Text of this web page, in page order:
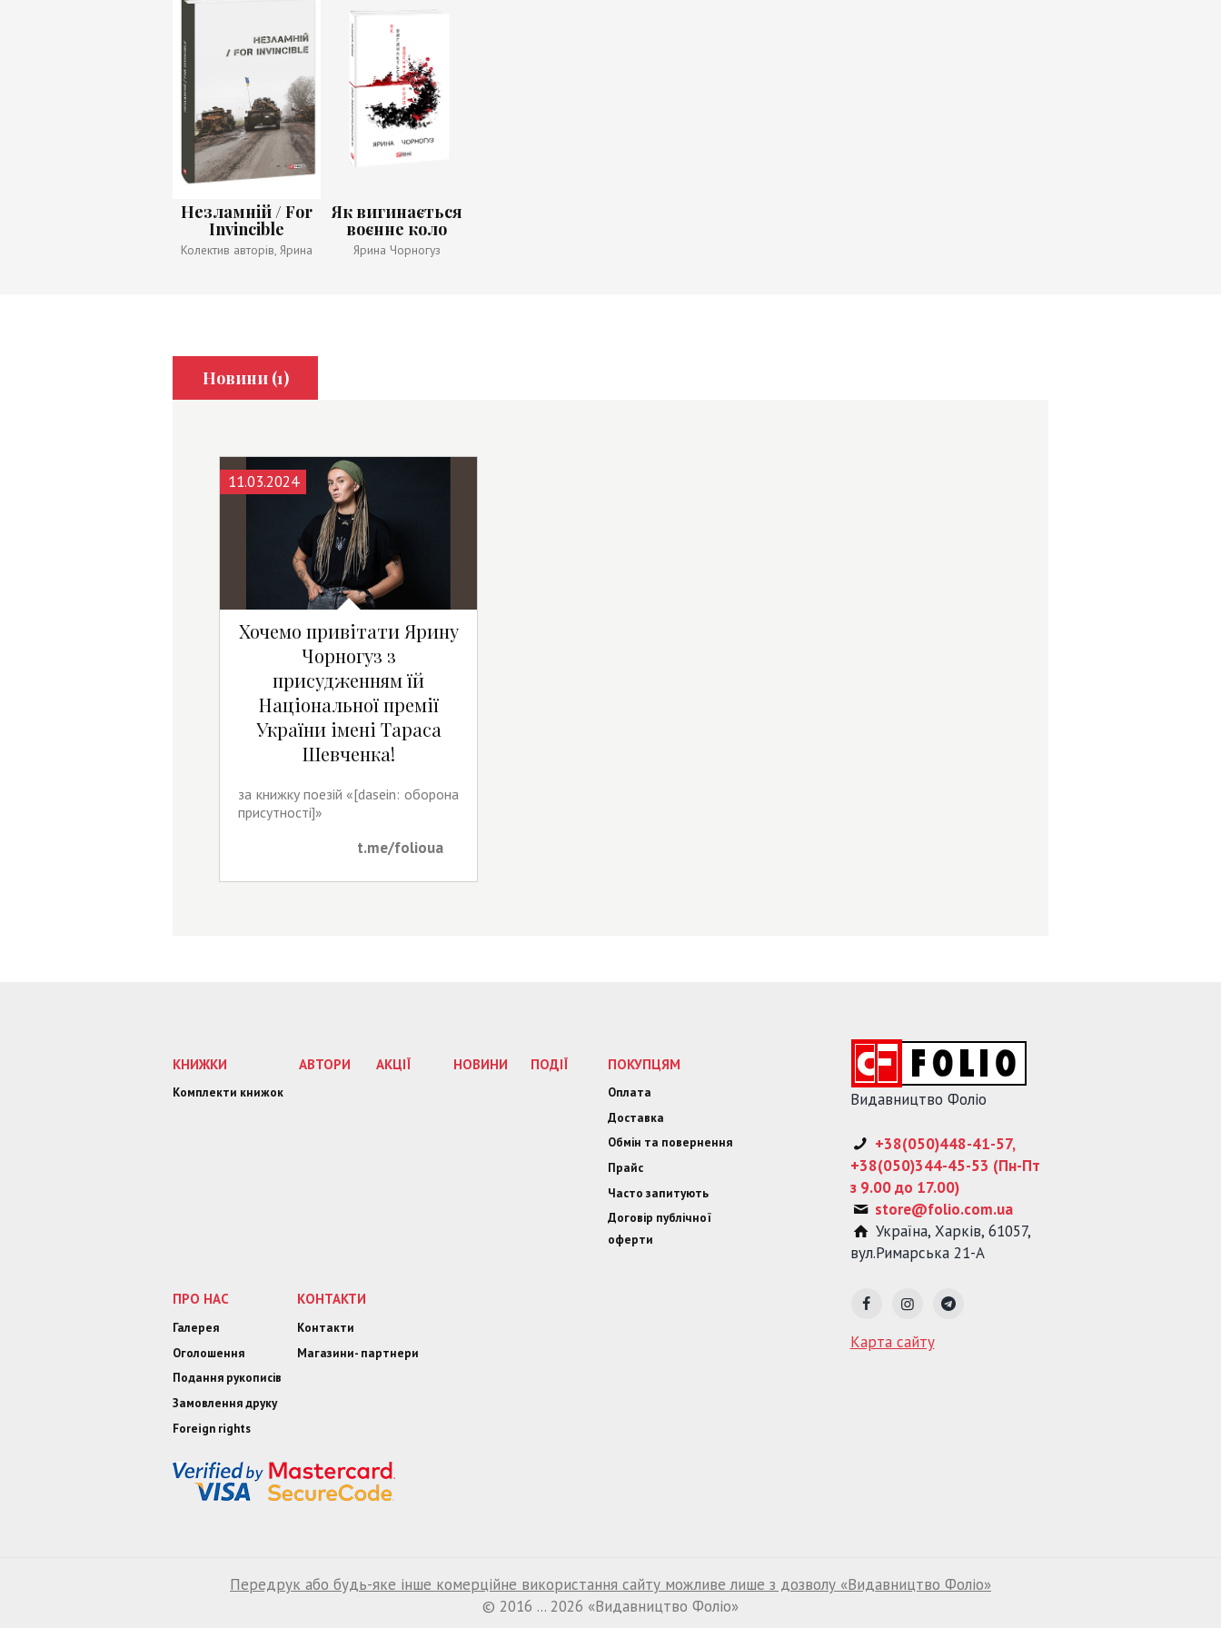
Незламній / For
Invincible
Колектив авторів, Ярина
Як вигинається
воєнне коло
Ярина Чорногуз
Новини (1)
11.03.2024
Хочемо привітати Ярину
Чорногуз з
присудженням їй
Національної премії
України імені Тараса
Шевченка!
за книжку поезій «[dasein: оборона
присутності]»
t.me/folioua
КНИЖКИ
Комплекти книжок
АВТОРИ АКЦІЇ НОВИНИ ПОДІЇ ПОКУПЦЯМ
Оплата
Доставка
Обмін та повернення
Прайс
Часто запитують
Договір публічної
оферти
ПРО НАС
Галерея
Оголошення
Подання рукописів
Замовлення друку
Foreign rights
КОНТАКТИ
Контакти
Магазини- партнери
Видавництво Фоліо
+38(050)448-41-57,
+38(050)344-45-53 (Пн-Пт
з 9.00 до 17.00)
store@folio.com.ua
Україна,Харків,61057,
вул.Римарська 21-А
Карта сайту
Передрук або будь-яке інше комерційне використання сайту можливе лише з дозволу «Видавництво Фоліо»
© 2016 ... 2026 «Видавництво Фоліо»